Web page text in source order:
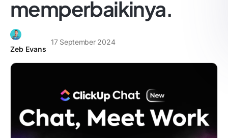
memperbaikinya.
Zeb Evans
17 September 2024